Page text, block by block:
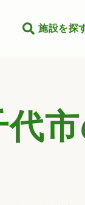
施設を探
代市